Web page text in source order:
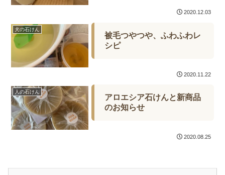
2020.12.03
犬の石けん
被毛つやつや、ふわふわレ
シピ
2020.11.22
人の石けん
アロエシア石けんと新商品
のお知らせ
2020.08.25